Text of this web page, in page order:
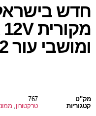
ומושבי עור 2 צבעים
מק"ט
767
קטגוריות
טרקטורון,